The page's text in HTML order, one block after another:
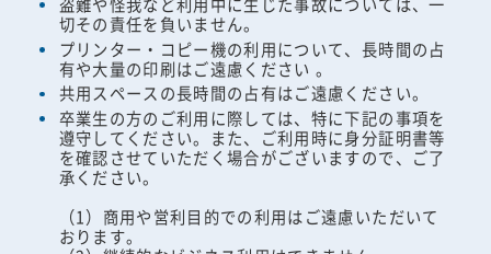
切その責任を負いません。
プリンター・コピー機の利用について、長時間の占
有や大量の印刷はご遠慮ください 。
共用スペースの長時間の占有はご遠慮ください。
卒業生の方のご利用に際しては、特に下記の事項を
遵守してください。また、ご利用時に身分証明書等
を確認させていただく場合がございますので、ご了
承ください。
（1）商用や営利目的での利用はご遠慮いただいて
おります。